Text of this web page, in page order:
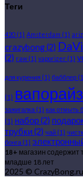
Теги
420 (1) Amsterdam (1)
crazybong(2)
(2) raw (1) vaporizer (1)
для курения (1) бабблер
(1)
зажигалка (1) как отмыть
(1) набор(2)
трубки(2) чай (1)
бонга (1)
18+ магазин
младше 18 лет
2025 © CrazyBong.ru